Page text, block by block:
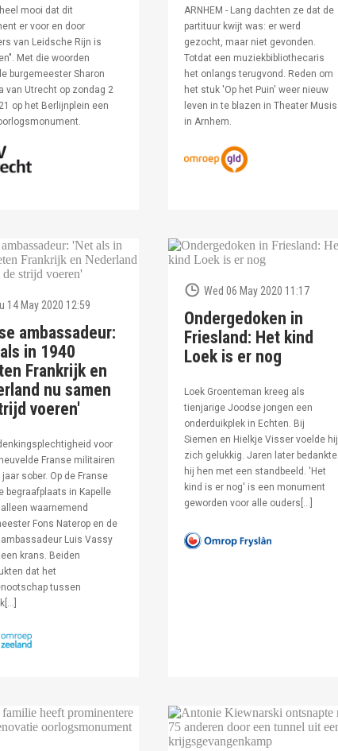
mooi dat dit
er voor en door
van Leidsche Rijn is
Met die woorden
burgemeester Sharon
van Utrecht op zondag 2
op het Berlijnplein een
ARNHEM - Lang dachten ze dat de
partituur kwijt was: er werd
gezocht, maar niet gevonden.
Totdat een muziekbibliothecaris
het onlangs terugvond. Reden om
het stuk 'Op het Puin' weer nieuw
leven in te blazen in Theater Musis
in Arnhem.
14 May 2020 12:59
ambassadeur:
in 1940
Frankrijk en
nu samen
voeren'
voor
Franse militairen
sober. Op de Franse
begraafplaats in Kapelle
alleen waarnemend
Fons Naterop en de
ambassadeur Luis Vassy
een krans. Beiden
dat het
tussen
Wed 06 May 2020 11:17
Ondergedoken in
Friesland: Het kind
Loek is er nog
Loek Groenteman kreeg als
tienjarige Joodse jongen een
onderduikplek in Echten. Bij
Siemen en Hielkje Visser voelde hij
zich gelukkig. Jaren later bedankte
hij hen met een standbeeld. 'Het
kind is er nog' is een monument
geworden voor alle ouders[…]